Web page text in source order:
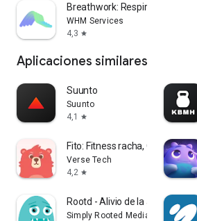
Breathwork: Respiración Guiada
WHM Services
4,3 star
Aplicaciones similares
Suunto
Suunto
4,1
star
Fito: Fitness racha, Calorias
Verse Tech
4,2 star
Rootd - Alivio de la ansiedad
Simply Rooted Media